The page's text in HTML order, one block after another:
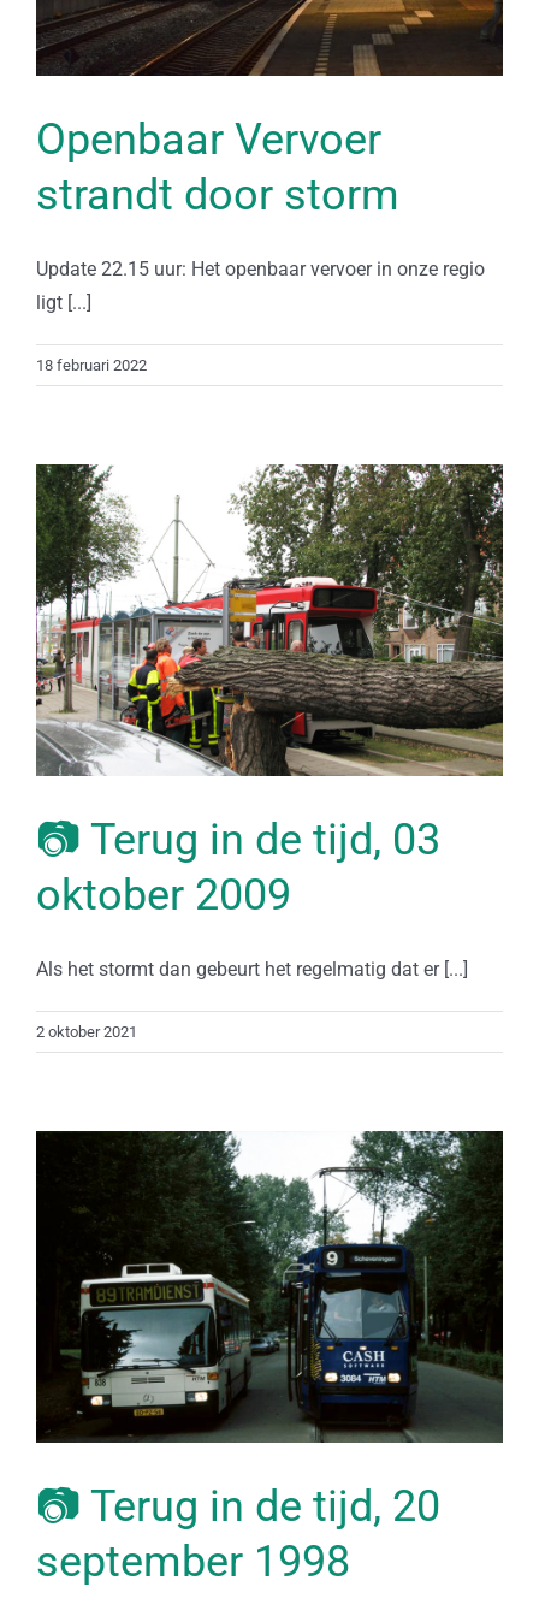
Openbaar Vervoer
strandt door storm
Update 22.15 uur: Het openbaar vervoer in onze regio
ligt [...]
18 februari 2022
📷 Terug in de tijd, 03
oktober 2009
Als het stormt dan gebeurt het regelmatig dat er [...]
2 oktober 2021
📷 Terug in de tijd, 20
september 1998